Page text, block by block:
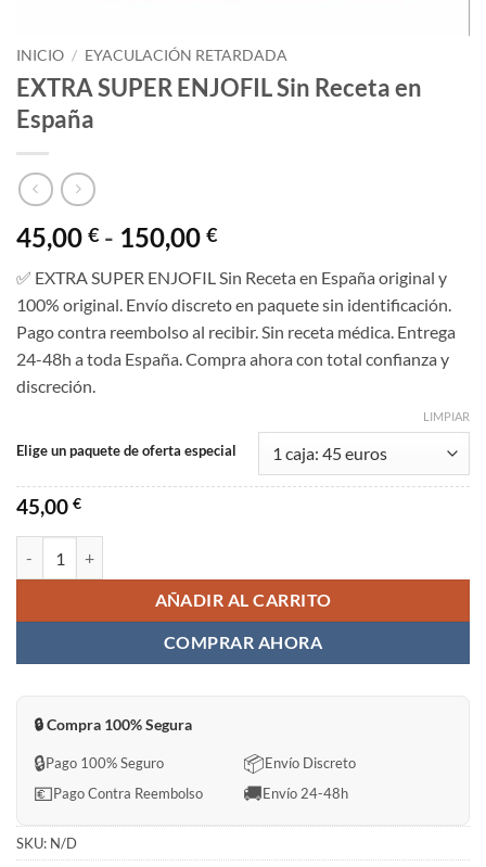
INICIO / EYACULACIÓN RETARDADA
EXTRA SUPER ENJOFIL Sin Receta en
España
45,00 € - 150,00 €Rango
precios:
desde
45,00 €
hasta
✅ EXTRA SUPER ENJOFIL Sin Receta en España original y
100% original. Envío discreto en paquete sin identificación.
Pago contra reembolso al recibir. Sin receta médica. Entrega
24-48h a toda España. Compra ahora con total confianza y
discreción.
Elige un paquete de oferta especial
LIMPIAR
45,00 €
AÑADIR AL CARRITO
COMPRAR AHORA
🔒 Compra 100% Segura
🔒Pago 100% Seguro 📦Envío Discreto
💶Pago Contra Reembolso 🚚Envío 24-48h
SKU: N/D